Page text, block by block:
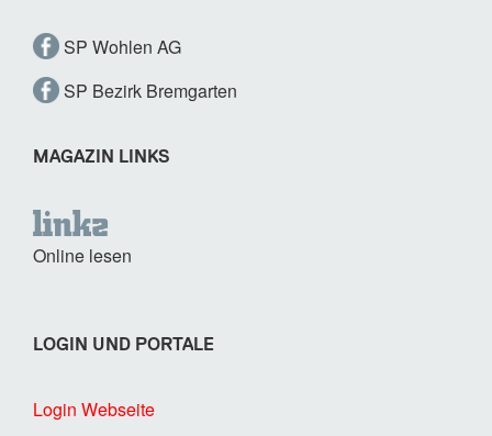
SP Wohlen AG
SP Bezirk Bremgarten
MAGAZIN LINKS
Online lesen
LOGIN UND PORTALE
Login Webseite